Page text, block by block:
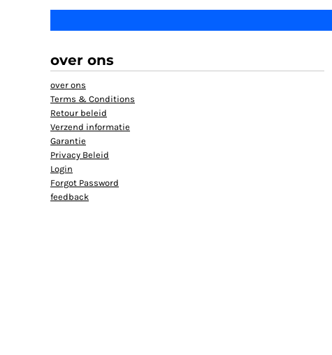
over ons
over ons
Terms & Conditions
Retour beleid
Verzend informatie
Garantie
Privacy Beleid
Login
Forgot Password
feedback